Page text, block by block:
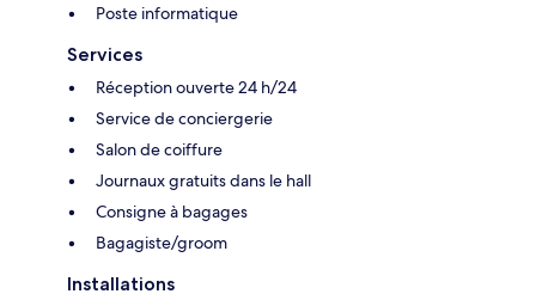
Poste informatique
Services
Réception ouverte 24 h/24
Service de conciergerie
Salon de coiffure
Journaux gratuits dans le hall
Consigne à bagages
Bagagiste/groom
Installations